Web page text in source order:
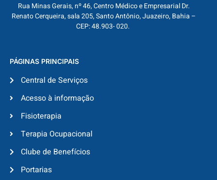
Rua Minas Gerais, nº 46, Centro Médico e Empresarial Dr.
Renato Cerqueira, sala 205, Santo Antônio, Juazeiro, Bahia –
CEP: 48.903- 020.
PÁGINAS PRINCIPAIS
Central de Serviços
Acesso à informação
Fisioterapia
Terapia Ocupacional
Clube de Benefícios
Portarias